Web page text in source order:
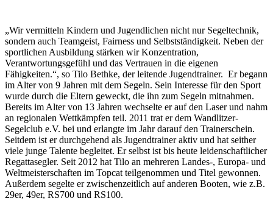
„Wir vermitteln Kindern und Jugendlichen nicht nur Segeltechnik,
sondern auch Teamgeist, Fairness und Selbstständigkeit. Neben der
sportlichen Ausbildung stärken wir Konzentration,
Verantwortungsgefühl und das Vertrauen in die eigenen
Fähigkeiten.“, so Tilo Bethke, der leitende Jugendtrainer. Er begann
im Alter von 9 Jahren mit dem Segeln. Sein Interesse für den Sport
wurde durch die Eltern geweckt, die ihn zum Segeln mitnahmen.
Bereits im Alter von 13 Jahren wechselte er auf den Laser und nahm
an regionalen Wettkämpfen teil. 2011 trat er dem Wandlitzer-
Segelclub e.V. bei und erlangte im Jahr darauf den Trainerschein.
Seitdem ist er durchgehend als Jugendtrainer aktiv und hat seither
viele junge Talente begleitet. Er selbst ist bis heute leidenschaftlicher
Regattasegler. Seit 2012 hat Tilo an mehreren Landes-, Europa- und
Weltmeisterschaften im Topcat teilgenommen und Titel gewonnen.
Außerdem segelte er zwischenzeitlich auf anderen Booten, wie z.B.
29er, 49er, RS700 und RS100.